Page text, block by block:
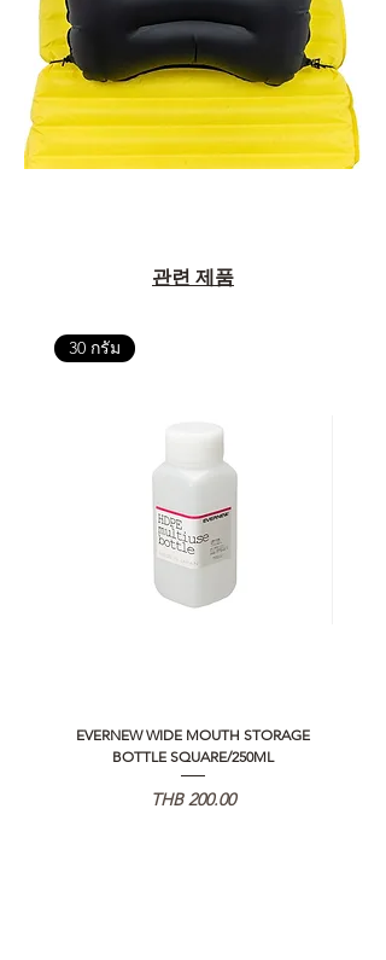
관련 제품
30 กรัม
EVERNEW WIDE MOUTH STORAGE
BOTTLE SQUARE/250ML
가격
THB 200.00